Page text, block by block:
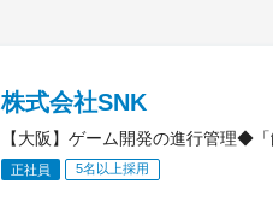
株式会社SNK
【大阪】ゲーム開発の進行管理◆
正社員 5名以上採用